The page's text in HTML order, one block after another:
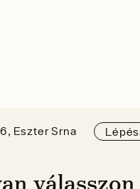
Eszter Srna